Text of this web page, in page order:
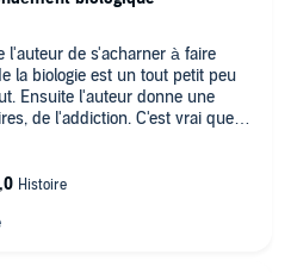
l'auteur de s'acharner à faire
la biologie est un tout petit peu
Ensuite l'auteur donne une
de l'addiction. C'est vrai que
et cela constitue une
que prone les philosophies de
L'auteur démontre
(biologique) que l'on ne peut